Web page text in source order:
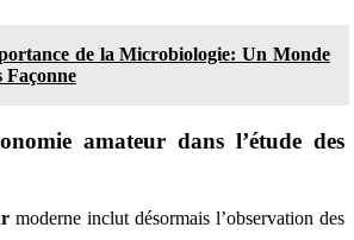
de la Microbiologie: Un Monde
Façonne
amateur dans l’étude des
moderne inclut désormais l’observation des